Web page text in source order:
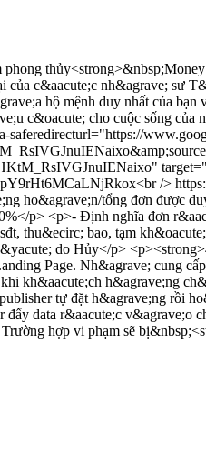
c&aacute;c nh&agrave; sư
hộ mệnh duy nhất của
c&oacute; cho cuộc sống
saferedirecturl="https://
/>
ho&agrave;n/tổng đơn được
p> <p>- Định nghĩa đơn
thu&ecirc; bao, tạm
do Hủy</p>
Page. Nh&agrave; cung
kh&aacute;ch h&agrave;ng
tự đặt h&agrave;ng rồi
data r&aacute;c
hợp vi phạm sẽ